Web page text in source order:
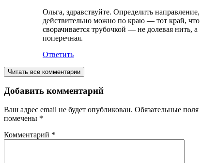
Ольга, здравствуйте. Определить направление,
действительно можно по краю — тот край, что
сворачивается трубочкой — не долевая нить, а
поперечная.
Ответить
Читать все комментарии
Добавить комментарий
Ваш адрес email не будет опубликован. Обязательные поля
помечены *
Комментарий *